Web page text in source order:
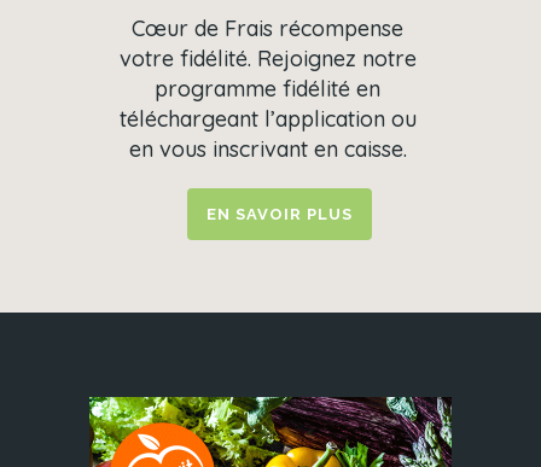
Cœur de Frais récompense
votre fidélité. Rejoignez notre
programme fidélité en
téléchargeant l’application ou
en vous inscrivant en caisse.
EN SAVOIR PLUS